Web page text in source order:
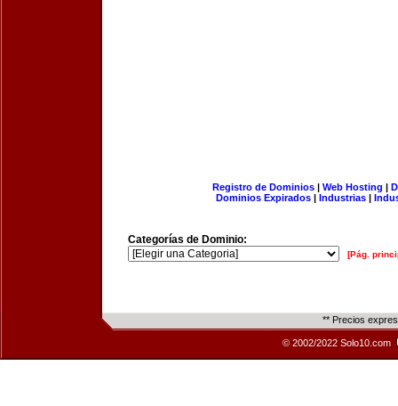
Registro de Dominios| Web Hosting |
Dominios Expirados | Industrias |
Categorías de Dominio:
[Pág.
** Precios
© 2002/2022 Solo10.com